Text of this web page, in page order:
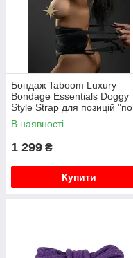
Бондаж Taboom Luxury
Bondage Essentials Doggy
Style Strap для позицій "по
собачому" чорний
В наявності
1 299 ₴
Купити